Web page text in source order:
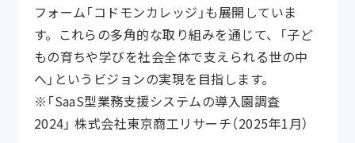
フォーム「コドモンカレッジ」も展開していま
す。これらの多角的な取り組みを通じて、「子ど
もの育ちや学びを社会全体で支えられる世の中
へ」というビジョンの実現を目指します。
※「SaaS型業務支援システムの導入園調査
2024」 株式会社東京商工リサーチ（2025年1月）